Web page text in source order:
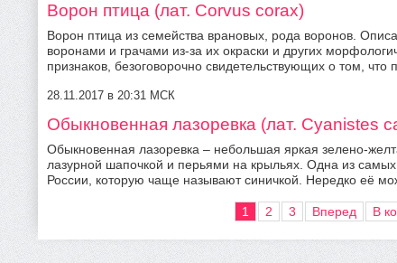
Ворон птица (лат. Corvus corax)
Ворон птица из семейства врановых, рода воронов.
воронами и грачами из-за их окраски и других
признаков, безоговорочно свидетельствующих о том, что
28.11.2017 в 20:31 МСК
Обыкновенная лазоревка (лат. Cyanistes
Обыкновенная лазоревка – небольшая яркая зелено-
лазурной шапочкой и перьями на крыльях. Одна из
России, которую чаще называют синичкой. Нередко её
1 2 3 Вперед В